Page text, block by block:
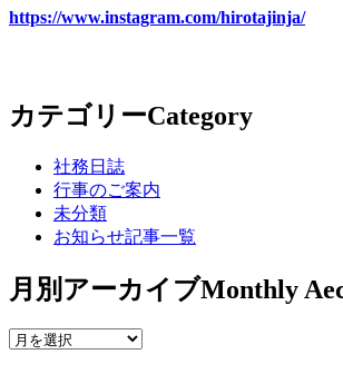
https://www.instagram.com/hirotajinja/
カテゴリーCategory
社務日誌
行事のご案内
未分類
お知らせ記事一覧
月別アーカイブMonthly